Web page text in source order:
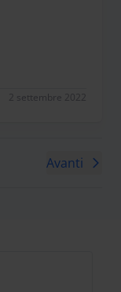
2 settembre 2022
5
Avanti